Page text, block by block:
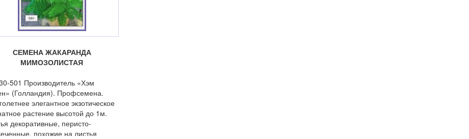
СЕМЕНА ЖАКАРАНДА
МИМОЗОЛИСТАЯ
501 Производитель «Хэм
(Голландия). Профсемена.
элегантное экзотическое
растение высотой до 1м.
декоративные, перисто-
похожие на листья